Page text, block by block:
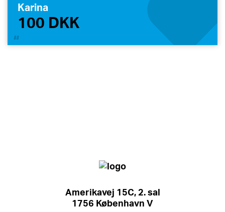
Karina
100 DKK
Amerikavej 15C, 2. sal
1756 København V